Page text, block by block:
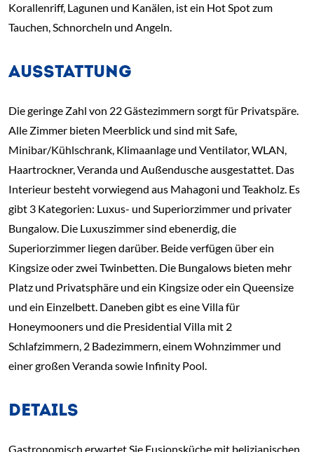
Korallenriff, Lagunen und Kanälen, ist ein Hot Spot zum
Tauchen, Schnorcheln und Angeln.
AUSSTATTUNG
Die geringe Zahl von 22 Gästezimmern sorgt für Privatspäre.
Alle Zimmer bieten Meerblick und sind mit Safe,
Minibar/Kühlschrank, Klimaanlage und Ventilator, WLAN,
Haartrockner, Veranda und Außendusche ausgestattet. Das
Interieur besteht vorwiegend aus Mahagoni und Teakholz. Es
gibt 3 Kategorien: Luxus- und Superiorzimmer und privater
Bungalow. Die Luxuszimmer sind ebenerdig, die
Superiorzimmer liegen darüber. Beide verfügen über ein
Kingsize oder zwei Twinbetten. Die Bungalows bieten mehr
Platz und Privatsphäre und ein Kingsize oder ein Queensize
und ein Einzelbett. Daneben gibt es eine Villa für
Honeymooners und die Presidential Villa mit 2
Schlafzimmern, 2 Badezimmern, einem Wohnzimmer und
einer großen Veranda sowie Infinity Pool.
DETAILS
Gastronomisch erwartet Sie Fusionsküche mit belizianischen